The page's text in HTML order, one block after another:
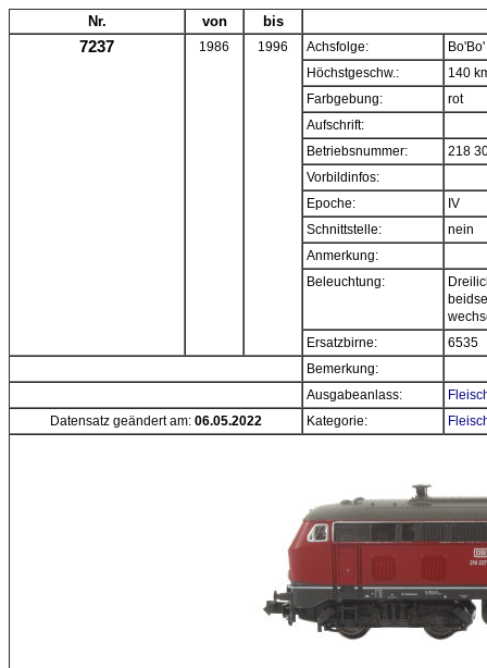
Nr. von bis
7237 1986 1996 Achsfolge:
Bo'Bo'
Höchstgeschw.:
140
Farbgebung:
rot
Aufschrift:
Betriebsnummer:
218
Vorbildinfos:
Epoche:
IV
Schnittstelle:
nein
Anmerkung:
Beleuchtung:
Ersatzbirne:
6535
Bemerkung:
Ausgabeanlass:
Datensatz geändert am: 06.05.2022 Kategorie: